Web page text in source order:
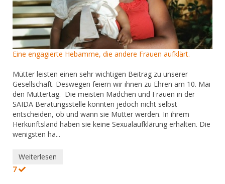
Eine engagierte Hebamme, die andere Frauen aufklärt.
Mütter leisten einen sehr wichtigen Beitrag zu unserer
Gesellschaft. Deswegen feiern wir ihnen zu Ehren am 10. Mai
den Muttertag. Die meisten Mädchen und Frauen in der
SAIDA Beratungsstelle konnten jedoch nicht selbst
entscheiden, ob und wann sie Mutter werden. In ihrem
Herkunftsland haben sie keine Sexualaufklärung erhalten. Die
wenigsten ha...
Weiterlesen
7